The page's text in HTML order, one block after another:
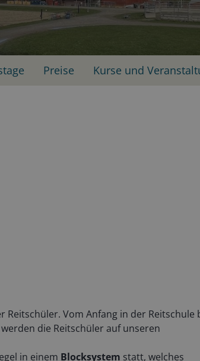
Preise Kurse und
Reitschüler. Vom Anfang in der Reitschule
die Reitschüler auf unseren
in einem Blocksystem statt, welches